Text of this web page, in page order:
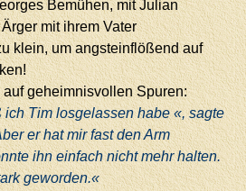
Bemühen, mit Julian
mit ihrem Vater
klein, um angsteinflößend auf
geheimnisvollen Spuren:
Tim losgelassen habe «, sagte
er hat mir fast den Arm
ihn einfach nicht mehr halten.
geworden.«